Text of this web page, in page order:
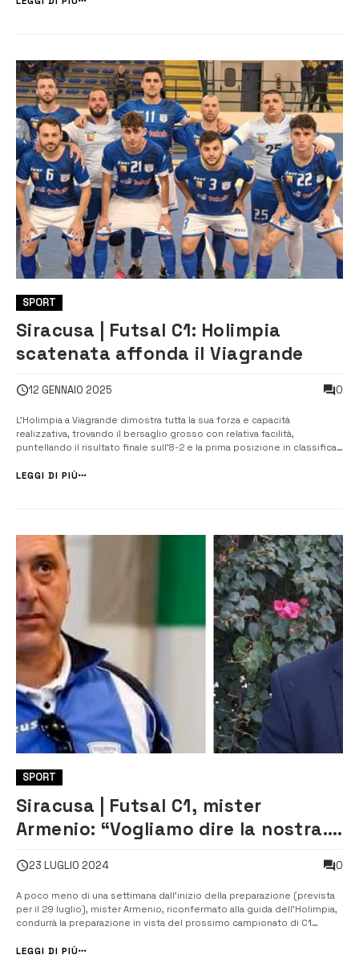
SPORT
Siracusa | Futsal C1: Holimpia
scatenata affonda il Viagrande
12 GENNAIO 2025 0
L’Holimpia a Viagrande dimostra tutta la sua forza e capacità
realizzativa, trovando il bersaglio grosso con relativa facilità,
puntellando il risultato finale sull’8-2 e la prima posizione in classifica.
Diogo Teixeira. “Abbiamo iniziato il ritorno con il botto, dando un
LEGGI DI PIÙ
SPORT
Siracusa | Futsal C1, mister
Armenio: “Vogliamo dire la nostra.
23 LUGLIO 2024 0
A poco meno di una settimana dall’inizio della preparazione (prevista
per il 29 luglio), mister Armenio, riconfermato alla guida dell’Holimpia,
condurrà la preparazione in vista del prossimo campionato di C1
l’Holimpia sarà impegnata a fine mese per la prima partita di Coppa
LEGGI DI PIÙ